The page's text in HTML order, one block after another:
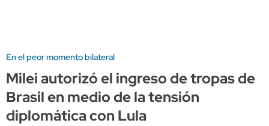
En el peor momento bilateral
Milei autorizó el ingreso de tropas de
Brasil en medio de la tensión
diplomática con Lula